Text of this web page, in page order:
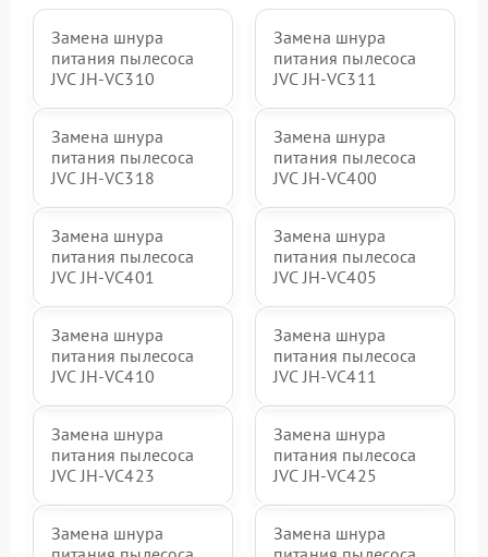
Замена шнура
питания пылесоса
JVC JH-VC310
Замена шнура
питания пылесоса
JVC JH-VC311
Замена шнура
питания пылесоса
JVC JH-VС318
Замена шнура
питания пылесоса
JVC JH-VС400
Замена шнура
питания пылесоса
JVC JH-VС401
Замена шнура
питания пылесоса
JVC JH-VC405
Замена шнура
питания пылесоса
JVC JH-VC410
Замена шнура
питания пылесоса
JVC JH-VC411
Замена шнура
питания пылесоса
JVC JH-VС423
Замена шнура
питания пылесоса
JVC JH-VC425
Замена шнура
Замена шнура